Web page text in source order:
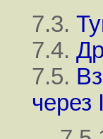
7.3.
7.4.
7.5.
через